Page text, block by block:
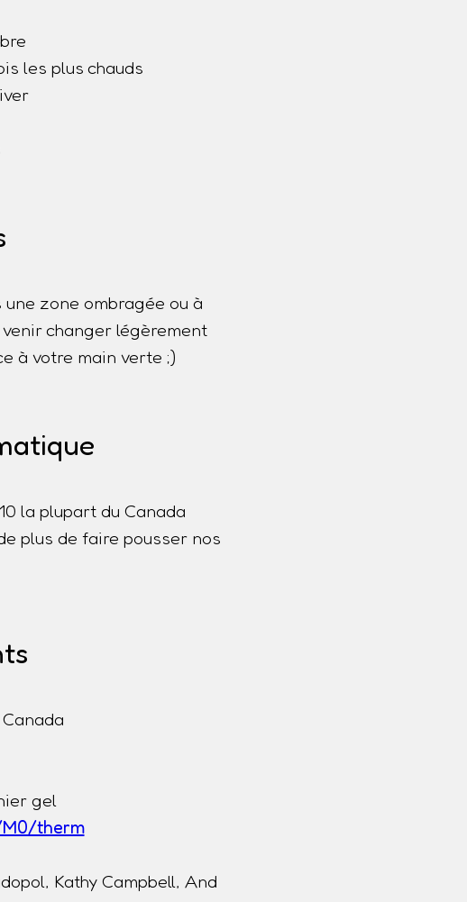
les plus chauds
zone ombragée ou à
changer légèrement
à votre main verte ;)
la plupart du Canada
plus de faire pousser nos
gel
therm
Kathy Campbell, And